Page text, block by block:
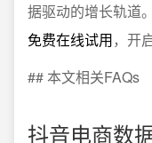
据驱动的增长轨道
免费在线试用，开
## 本文相关FAQs
抖音电商数